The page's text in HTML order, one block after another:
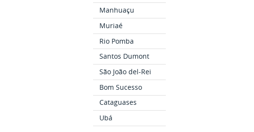
Manhuaçu
Muriaé
Rio Pomba
Santos Dumont
São João del-Rei
Bom Sucesso
Cataguases
Ubá